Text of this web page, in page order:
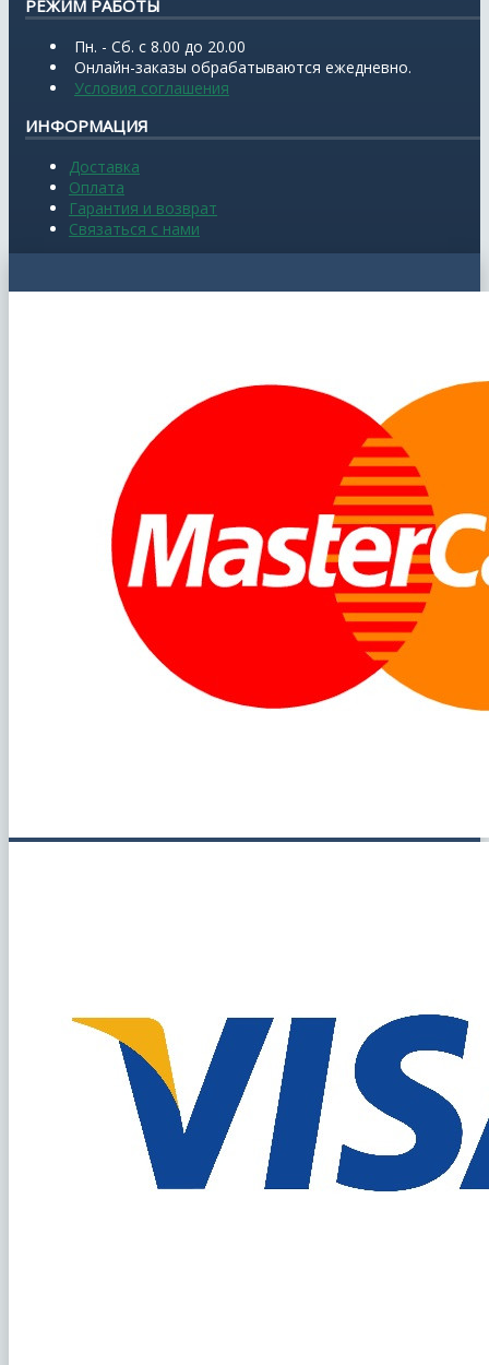
РЕЖИМ РАБОТЫ
Пн. - Сб. с 8.00 до 20.00
Онлайн-заказы обрабатываются ежедневно.
Условия соглашения
ИНФОРМАЦИЯ
Доставка
Оплата
Гарантия и возврат
Связаться с нами